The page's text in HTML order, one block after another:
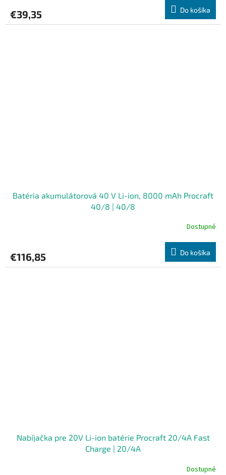
€39,35 Do košíka
Batéria akumulátorová 40 V Li-ion, 8000 mAh Procraft
40/8 | 40/8
Dostupné
€116,85 Do košíka
Nabíjačka pre 20V Li-ion batérie Procraft 20/4A Fast
Charge | 20/4A
Dostupné